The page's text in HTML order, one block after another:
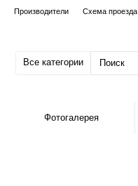
Производители Схема проезда
Все категории
Фотогалерея